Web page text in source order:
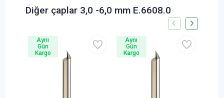
Diğer çaplar 3,0 -6,0 mm E.6608.0
Aynı
Gün
Kargo
Aynı
Gün
Kargo